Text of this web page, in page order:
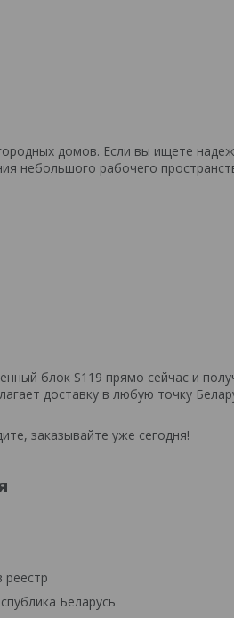
домов. Если вы ищете
небольшого рабочего
блок S119 прямо сейчас и
доставку в любую точку
заказывайте уже сегодня!
реестр
Беларусь